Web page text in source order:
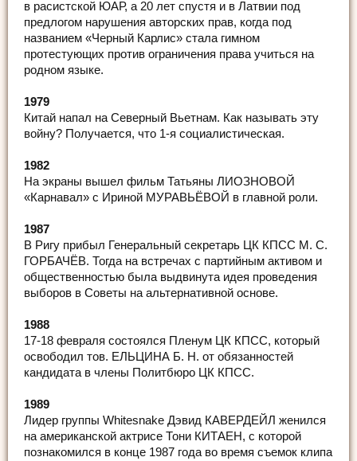
в расистской ЮАР, а 20 лет спустя и в Латвии под
предлогом нарушения авторских прав, когда под
названием «Черный Карлис» стала гимном
протестующих против ограничения права учиться на
родном языке.
1979
Китай напал на Северный Вьетнам. Как называть эту
войну? Получается, что 1-я социалистическая.
1982
На экраны вышел фильм Татьяны ЛИОЗНОВОЙ
«Карнавал» с Ириной МУРАВЬЁВОЙ в главной роли.
1987
В Ригу прибыл Генеральный секретарь ЦК КПСС М. С.
ГОРБАЧЁВ. Тогда на встречах с партийным активом и
общественностью была выдвинута идея проведения
выборов в Советы на альтернативной основе.
1988
17-18 февраля состоялся Пленум ЦК КПСС, который
освободил тов. ЕЛЬЦИНА Б. Н. от обязанностей
кандидата в члены Политбюро ЦК КПСС.
1989
Лидер группы Whitesnake Дэвид КАВЕРДЕЙЛ женился
на американской актрисе Тони КИТАЕН, с которой
познакомился в конце 1987 года во время съемок клипа